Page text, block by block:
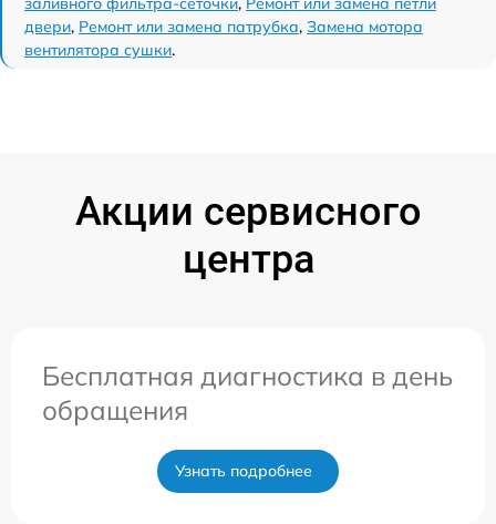
двери, Ремонт или замена патрубка, Замена мотора
вентилятора сушки.
Акции сервисного
центра
Бесплатная диагностика в день
обращения
Узнать подробнее